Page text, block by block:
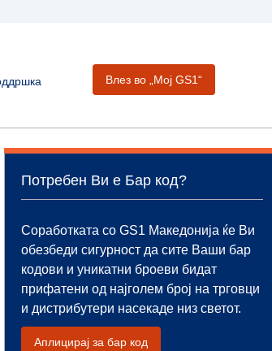
Влез во „Moj GS1“
Потребен Ви е Бар код?
Соработката со GS1 Македонија ќе Ви
обезбеди сигурност да сите Ваши бар
кодови и уникатни броеви бидат
прифатени од најголем број на трговци
и дистрибутери насекаде низ светот.
Аплицирај за бар код